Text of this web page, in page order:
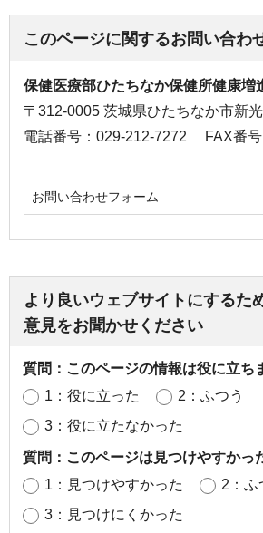
このページに関するお問い合わ
保健医療部ひたちなか保健所健康増
〒312-0005 茨城県ひたちなか市新
電話番号：029-212-7272
FAX番
お問い合わせフォーム
より良いウェブサイトにするた
意見をお聞かせください
質問：このページの情報は役に立ち
1：役に立った
2：ふつう
3：役に立たなかった
質問：このページは見つけやすかっ
1：見つけやすかった
2：ふ
3：見つけにくかった